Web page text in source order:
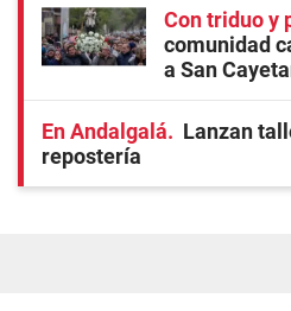
Con triduo y
comunidad
a San
En Andalgalá
Lanzan
repostería